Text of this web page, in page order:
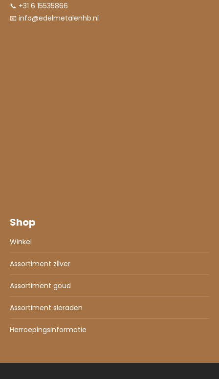
📞 +31 6 15535866
📧 info@edelmetalenhb.nl
Shop
Winkel
Assortiment zilver
Assortiment goud
Assortiment sieraden
Herroepingsinformatie